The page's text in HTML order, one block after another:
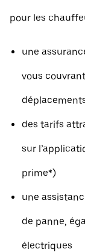
pour les
une
vous
des tarifs
sur
prime*)
une
de panne,
électriques